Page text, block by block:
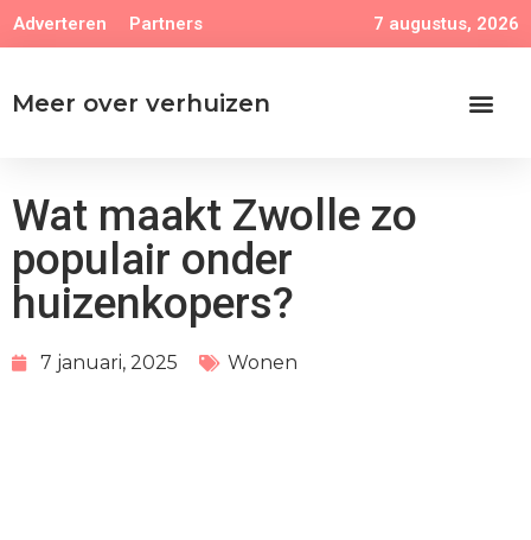
Adverteren Partners 7 augustus, 2026
Meer over verhuizen
Wat maakt Zwolle zo
populair onder
huizenkopers?
7 januari, 2025 Wonen